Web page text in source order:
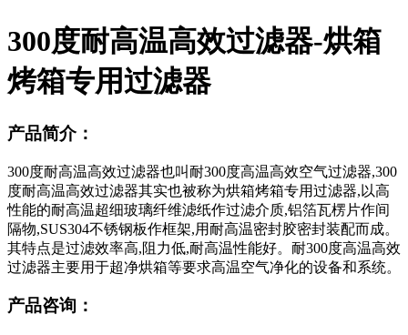
300度耐高温高效过滤器-烘箱
烤箱专用过滤器
产品简介：
300度耐高温高效过滤器也叫耐300度高温高效空气过滤器,300
度耐高温高效过滤器其实也被称为烘箱烤箱专用过滤器,以高
性能的耐高温超细玻璃纤维滤纸作过滤介质,铝箔瓦楞片作间
隔物,SUS304不锈钢板作框架,用耐高温密封胶密封装配而成。
其特点是过滤效率高,阻力低,耐高温性能好。耐300度高温高效
过滤器主要用于超净烘箱等要求高温空气净化的设备和系统。
产品咨询：